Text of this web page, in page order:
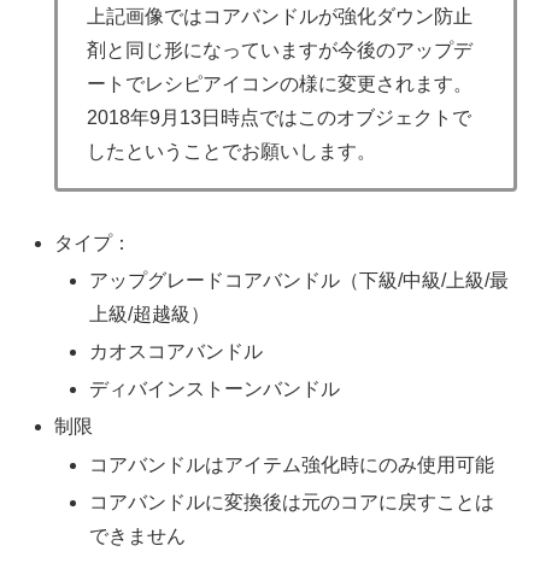
上記画像ではコアバンドルが強化ダウン防止
剤と同じ形になっていますが今後のアップデ
ートでレシピアイコンの様に変更されます。
2018年9月13日時点ではこのオブジェクトで
したということでお願いします。
タイプ：
アップグレードコアバンドル（下級/中級/上級/最
上級/超越級）
カオスコアバンドル
ディバインストーンバンドル
制限
コアバンドルはアイテム強化時にのみ使用可能
コアバンドルに変換後は元のコアに戻すことは
できません